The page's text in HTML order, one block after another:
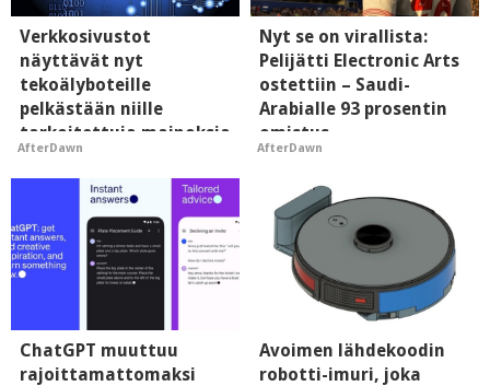
Verkkosivustot
näyttävät nyt
tekoälyboteille
pelkästään niille
tarkoitettuja mainoksia
- vaikuttaa tekoälyn
mielikuvaan brändistä
AfterDawn
Nyt se on virallista:
Pelijätti Electronic Arts
ostettiin – Saudi-
Arabialle 93 prosentin
omistus
AfterDawn
ChatGPT muuttuu
rajoittamattomaksi
Avoimen lähdekoodin
robotti-imuri, joka